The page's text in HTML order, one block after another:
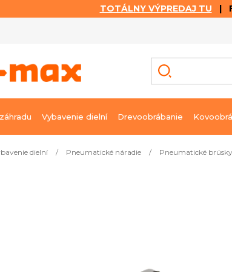
TOTÁLNY VÝPREDAJ TU |
Vybavenie dielní Drevoobrábanie
dielní / Pneumatické náradie / Pneumatické brúsky